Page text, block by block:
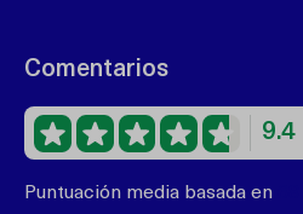
Comentarios
9.4
Puntuación media basada en